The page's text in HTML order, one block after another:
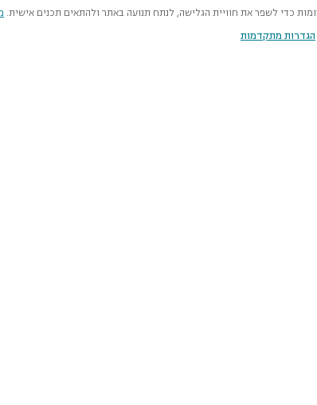
כדי לשפר את חוויית הגלישה, לנתח תנועה באתר ולהתאים תכנים אישית.
הגדרות מתקדמות